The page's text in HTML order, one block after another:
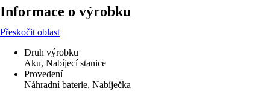
Informace o výrobku
Přeskočit oblast
Druh výrobku
Aku, Nabíjecí stanice
Provedení
Náhradní baterie, Nabíječka